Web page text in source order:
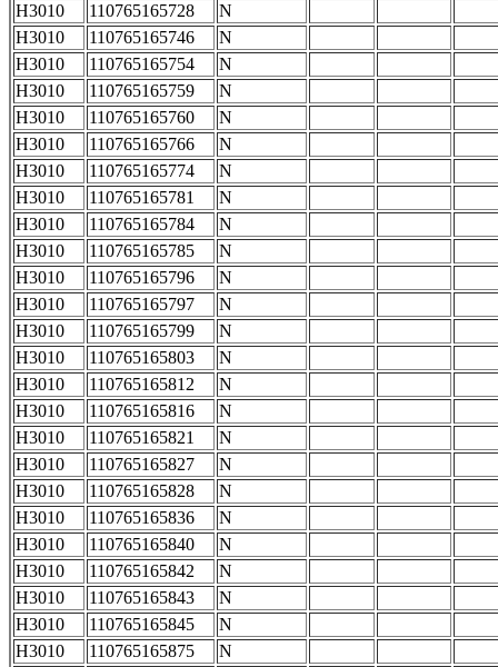
H3010
110765165728
N
H3010
110765165746
N
H3010
110765165754
N
H3010
110765165759
N
H3010
110765165760
N
H3010
110765165766
N
H3010
110765165774
N
H3010
110765165781
N
H3010
110765165784
N
H3010
110765165785
N
H3010
110765165796
N
H3010
110765165797
N
H3010
110765165799
N
H3010
110765165803
N
H3010
110765165812
N
H3010
110765165816
N
H3010
110765165821
N
H3010
110765165827
N
H3010
110765165828
N
H3010
110765165836
N
H3010
110765165840
N
H3010
110765165842
N
H3010
110765165843
N
H3010
110765165845
N
H3010
110765165875
N